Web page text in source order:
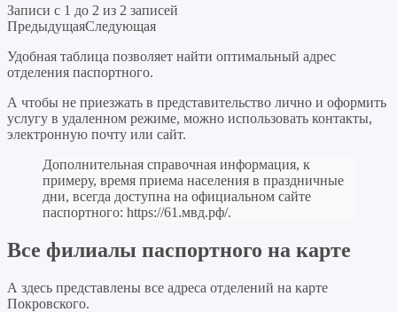
Записи с 1 до 2 из 2 записей
ПредыдущаяСледующая
Удобная таблица позволяет найти оптимальный адрес
отделения паспортного.
А чтобы не приезжать в представительство лично и оформить
услугу в удаленном режиме, можно использовать контакты,
электронную почту или сайт.
Дополнительная справочная информация, к
примеру, время приема населения в праздничные
дни, всегда доступна на официальном сайте
паспортного: https://61.мвд.рф/.
Все филиалы паспортного на карте
А здесь представлены все адреса отделений на карте
Покровского.